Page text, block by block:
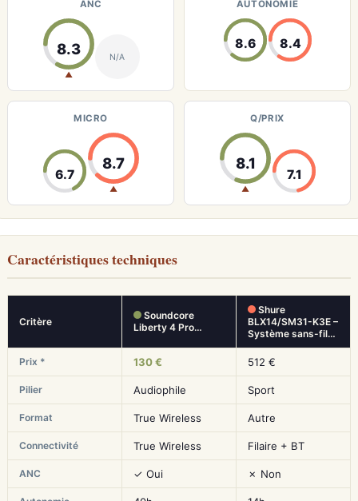
ANC
8.3
▲
N/A
AUTONOMIE
8.6 8.4
MICRO
6.7
8.7
▲
Q/PRIX
8.1
▲
7.1
Caractéristiques techniques
Critère
Soundcore
Liberty 4 Pro…
Shure
BLX14/SM31-K3E –
Système sans-fil…
Prix * 130 € 512 €
Pilier Audiophile Sport
Format True Wireless Autre
Connectivité True Wireless Filaire + BT
ANC ✓ Oui ✗ Non